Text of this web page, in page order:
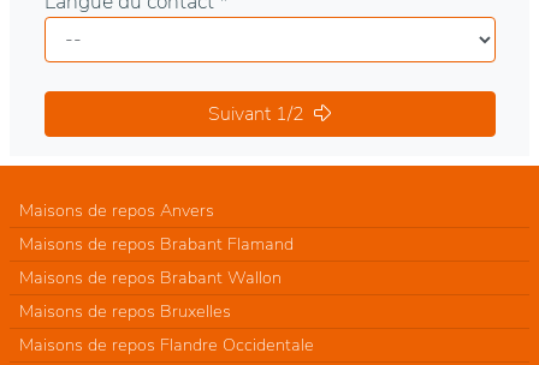
Suivant 1/2
Maisons de repos Anvers
Maisons de repos Brabant Flamand
Maisons de repos Brabant Wallon
Maisons de repos Bruxelles
Maisons de repos Flandre Occidentale